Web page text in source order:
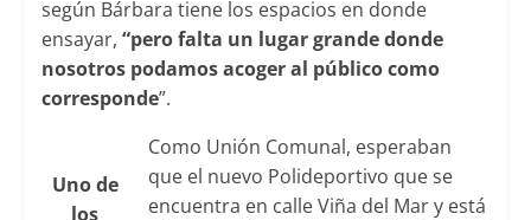
según Bárbara tiene los espacios en donde
ensayar, “pero falta un lugar grande donde
nosotros podamos acoger al público como
corresponde”.
Uno de
los
Como Unión Comunal, esperaban
que el nuevo Polideportivo que se
encuentra en calle Viña del Mar y está